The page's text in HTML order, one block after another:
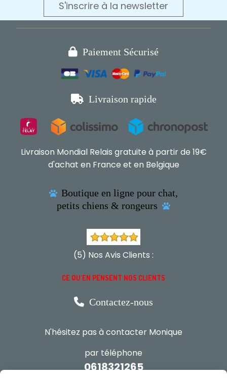
S'inscrire à la newsletter
 Paiement Sécurisé
 Livraison rapide
Livraison Mondial Relais gratuite à partir de 19€
d'achat en France et en Belgique
 Boutique en ligne pour chat,
petits chiens & rongeurs

(5) Nos Avis Clients :
CE QU'EN PENSENT NOS CLIENTS
 Contactez-nous
N'hésitez pas à contacter Monique
par téléphone
0618321265